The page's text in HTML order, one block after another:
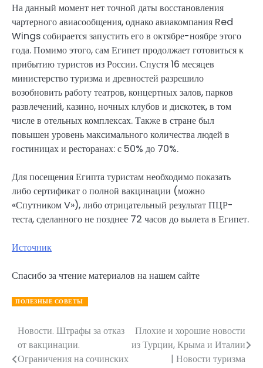
На данный момент нет точной даты восстановления
чартерного авиасообщения, однако авиакомпания Red
Wings собирается запустить его в октябре-ноябре этого
года. Помимо этого, сам Египет продолжает готовиться к
прибытию туристов из России. Спустя 16 месяцев
министерство туризма и древностей разрешило
возобновить работу театров, концертных залов, парков
развлечений, казино, ночных клубов и дискотек, в том
числе в отельных комплексах. Также в стране был
повышен уровень максимального количества людей в
гостиницах и ресторанах: с 50% до 70%.
Для посещения Египта туристам необходимо показать
либо сертификат о полной вакцинации (можно
«Спутником V»), либо отрицательный результат ПЦР-
теста, сделанного не позднее 72 часов до вылета в Египет.
Источник
Спасибо за чтение материалов на нашем сайте
ПОЛЕЗНЫЕ СОВЕТЫ
Навигация
по
Новости. Штрафы за отказ
от вакцинации.
Ограничения на сочинских
Плохие и хорошие новости
из Турции, Крыма и Италии
| Новости туризма